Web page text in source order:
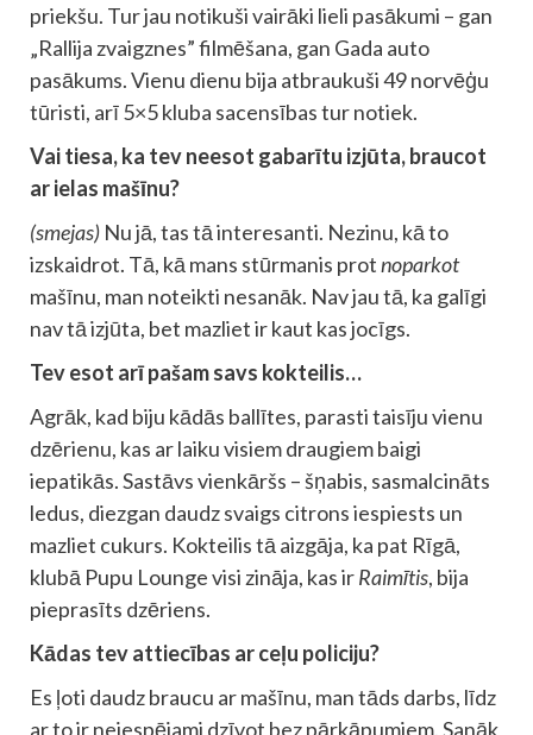
priekšu. Tur jau notikuši vairāki lieli pasākumi – gan
„Rallija zvaigznes” filmēšana, gan Gada auto
pasākums. Vienu dienu bija atbraukuši 49 norvēģu
tūristi, arī 5×5 kluba sacensības tur notiek.
Vai tiesa, ka tev neesot gabarītu izjūta, braucot
ar ielas mašīnu?
(smejas) Nu jā, tas tā interesanti. Nezinu, kā to
izskaidrot. Tā, kā mans stūrmanis protnoparkot
mašīnu, man noteikti nesanāk. Nav jau tā, ka galīgi
nav tā izjūta, bet mazliet ir kaut kas jocīgs.
Tev esot arī pašam savs kokteilis…
Agrāk, kad biju kādās ballītes, parasti taisīju vienu
dzērienu, kas ar laiku visiem draugiem baigi
iepatikās. Sastāvs vienkāršs – šņabis, sasmalcināts
ledus, diezgan daudz svaigs citrons iespiests un
mazliet cukurs. Kokteilis tā aizgāja, ka pat Rīgā,
klubā Pupu Lounge visi zināja, kas irRaimītis, bija
pieprasīts dzēriens.
Kādas tev attiecības ar ceļu policiju?
Es ļoti daudz braucu ar mašīnu, man tāds darbs, līdz
ar to ir neiespējami dzīvot bez pārkāpumiem. Sanāk